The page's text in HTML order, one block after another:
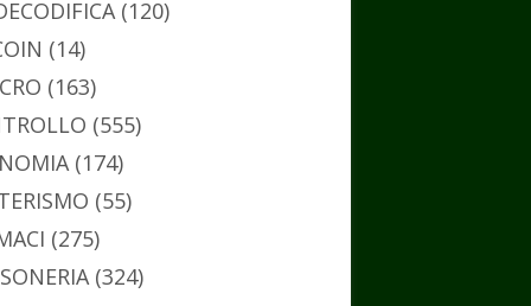
(120)
(14)
(163)
(555)
(174)
(55)
(275)
(324)